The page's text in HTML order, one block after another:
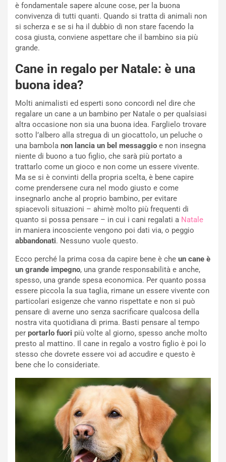
è fondamentale sapere alcune cose, per la buona
convivenza di tutti quanti. Quando si tratta di animali non
si scherza e se si ha il dubbio di non stare facendo la
cosa giusta, conviene aspettare che il bambino sia più
grande.
Cane in regalo per Natale: è una
buona idea?
Molti animalisti ed esperti sono concordi nel dire che
regalare un cane a un bambino per Natale o per qualsiasi
altra occasione non sia una buona idea. Farglielo trovare
sotto l’albero alla stregua di un giocattolo, un peluche o
una bambola non lancia un bel messaggio e non insegna
niente di buono a tuo figlio, che sarà più portato a
trattarlo come un gioco e non come un essere vivente.
Ma se si è convinti della propria scelta, è bene capire
come prendersene cura nel modo giusto e come
insegnarlo anche al proprio bambino, per evitare
spiacevoli situazioni – ahimè molto più frequenti di
quanto si possa pensare – in cui i cani regalati a Natale
in maniera incosciente vengono poi dati via, o peggio
abbandonati. Nessuno vuole questo.
Ecco perché la prima cosa da capire bene è che un cane è
un grande impegno, una grande responsabilità e anche,
spesso, una grande spesa economica. Per quanto possa
essere piccola la sua taglia, rimane un essere vivente con
particolari esigenze che vanno rispettate e non si può
pensare di averne uno senza sacrificare qualcosa della
nostra vita quotidiana di prima. Basti pensare al tempo
per portarlo fuori più volte al giorno, spesso anche molto
presto al mattino. Il cane in regalo a vostro figlio è poi lo
stesso che dovrete essere voi ad accudire e questo è
bene che lo consideriate.